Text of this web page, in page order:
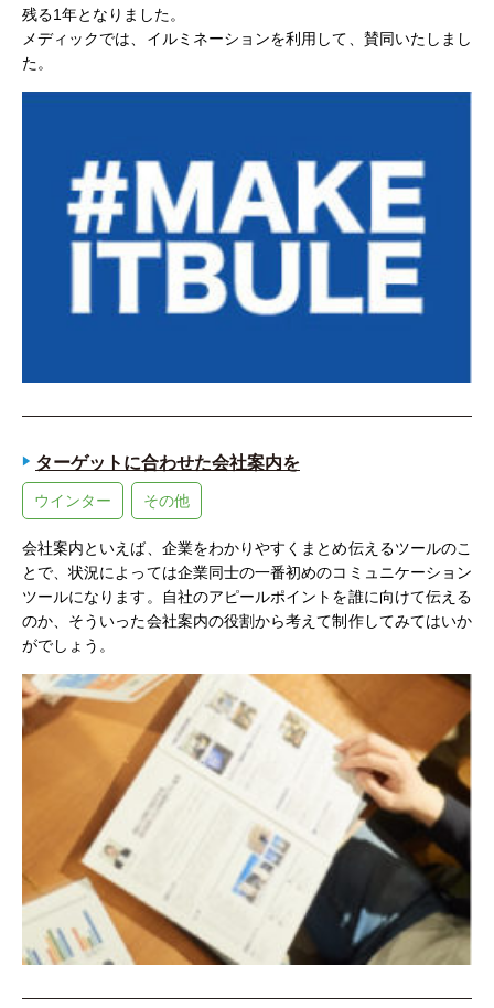
残る1年となりました。
メディックでは、イルミネーションを利用して、賛同いたしまし
た。
ターゲットに合わせた会社案内を
ウインター その他
会社案内といえば、企業をわかりやすくまとめ伝えるツールのこ
とで、状況によっては企業同士の一番初めのコミュニケーション
ツールになります。自社のアピールポイントを誰に向けて伝える
のか、そういった会社案内の役割から考えて制作してみてはいか
がでしょう。